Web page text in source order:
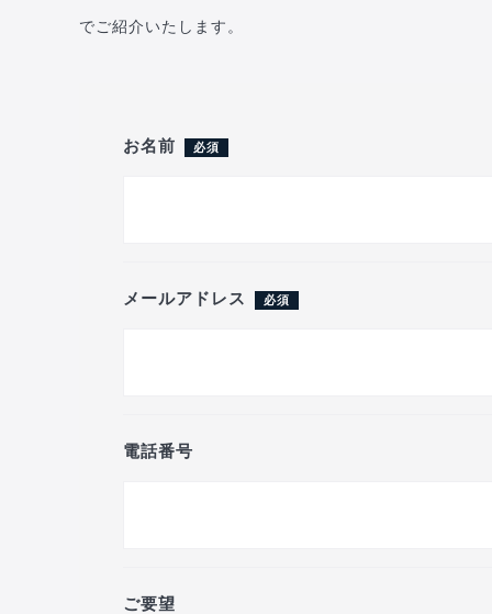
でご紹介いたします。
お名前 必須
メールアドレス 必須
電話番号
ご要望